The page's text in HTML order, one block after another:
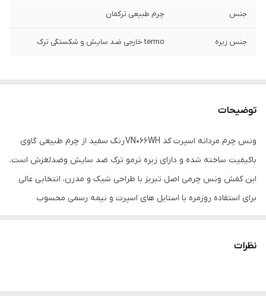
جنس چرم طبیعی ترکمان
جنس زیره termo خارجی ضد سایش و شکستگی ترک
توضیحات
ونس چرم مردانه اسپرت کد VN066WH رنگ سفید از چرم طبیعی گاوی
باکیفیت ساخته شده و دارای زیره ترمو ترک ضد سایش وضدلغزش است.
این کفش ونس چرمی اصل تبریز با طراحی شیک و مدرن، انتخابی عالی
برای استفاده روزمره با استایل های اسپرت و نیمه رسمی محسوب
نظرات